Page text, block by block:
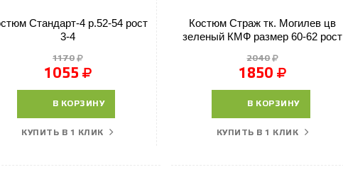
Стандарт-4 р.52-54 рост
3-4
1170
1055
В КОРЗИНУ
КУПИТЬ В 1 КЛИК
Костюм Страж тк. Могилев цв
зеленый КМФ размер 60-62 рост
2040
1850
В КОРЗИНУ
КУПИТЬ В 1 КЛИК